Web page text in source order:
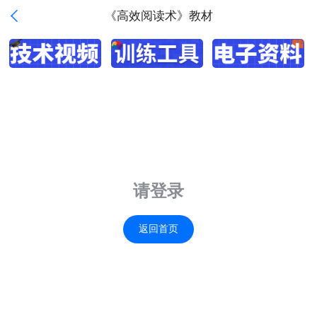
 《高效阅读术》教材
请登录
返回首页